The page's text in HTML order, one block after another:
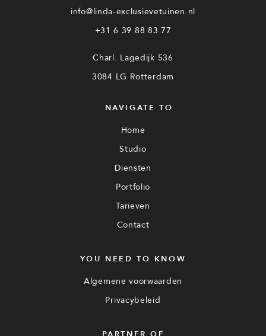
info@linda-exclusievetuinen.nl
+31 6 39 88 83 77
Charl. Lagedijk 536
3084 LG Rotterdam
NAVIGATE TO
Home
Studio
Diensten
Portfolio
Tarieven
Contact
YOU NEED TO KNOW
Algemene voorwaarden
Privacybeleid